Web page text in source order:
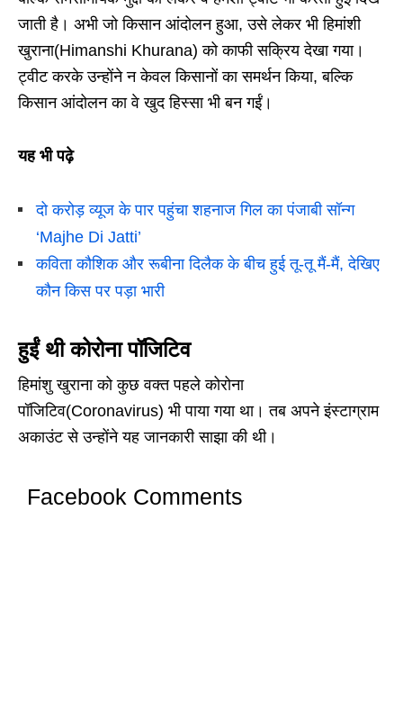
जाती है। अभी जो किसान आंदोलन हुआ, उसे लेकर भी हिमांशी
खुराना(Himanshi Khurana) को काफी सक्रिय देखा गया।
ट्वीट करके उन्होंने न केवल किसानों का समर्थन किया, बल्कि
किसान आंदोलन का वे खुद हिस्सा भी बन गईं।
यह भी पढ़े
दो करोड़ व्यूज के पार पहुंचा शहनाज गिल का पंजाबी सॉन्ग
‘Majhe Di Jatti’
कविता कौशिक और रूबीना दिलैक के बीच हुई तू-तू मैं-मैं, देखिए
कौन किस पर पड़ा भारी
हुईं थी कोरोना पॉजिटिव
हिमांशु खुराना को कुछ वक्त पहले कोरोना
पॉजिटिव(Coronavirus) भी पाया गया था। तब अपने इंस्टाग्राम
अकाउंट से उन्होंने यह जानकारी साझा की थी।
Facebook Comments